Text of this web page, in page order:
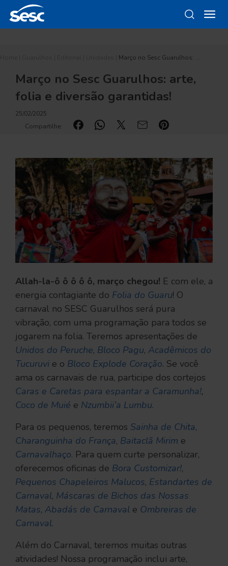
Março no Sesc Guarulhos: …
Março no Sesc Guarulhos: arte,
folia e diversão garantidas!
25/02/2025
Compartilhe:
Allah-la-ô ô ô ô ô, março chegou! E com ele, a
energia contagiante do Folia do Guaru! O
carnaval no SESC Guarulhos será pura
vibração, com uma programação para todos se
jogarem na folia. Teremos apresentações de
Unidos do Peruche, Bloco Pagu, Acadêmicos do
Tucuruvi e o Bloco Explode Coração. Se você
ama os carnavais de rua, participe dos cortejos
Caras e Caretas para espantar a Caramunha!,
Coco de Muié e Nzumbii’a Lumbu.
Para os pequenos, teremos Sainha de Chita,
Charanguinha do França, Baitaclã Mirim e
Carnavalhaço. Para quem curte personalizar,
oferecemos oficinas de Bora Customizar!,
Pequenos Chapeleiros Malucos, Estandartes de
Carnaval, Máscaras de Bichos das Nossas
Matas, Abadás de Carnaval e Ombreiras de
Carnaval.
Além do Carnaval, teremos muitas outras
atividades! Nossa programação inclui arte,